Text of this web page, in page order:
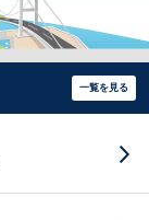
一覧を見る